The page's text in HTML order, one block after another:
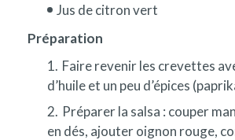
Jus de citron vert
Préparation
Faire revenir les crevettes
d’huile et un peu d’épices
Préparer la salsa : couper
en dés, ajouter oignon rouge,